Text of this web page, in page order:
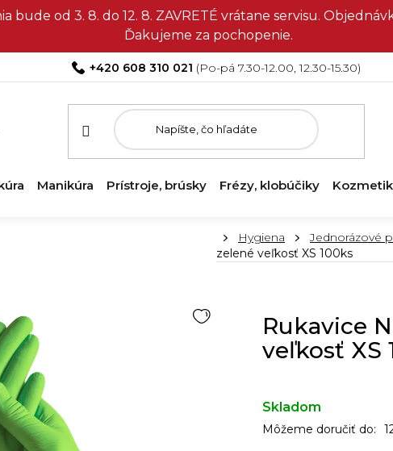
bude od 3. 8. do 12. 8. ZAVRETÉ vrátane servisu.
Ďakujeme za pochopenie.
+420 608 310 021
Manikúra Prístroje, brúsky Frézy, klobúčiky
DomovHygiena Jednorázové
zelené veľkosť XS 100ks
Rukavice
veľkosť XS
Skladom
Môžeme doručiť do: